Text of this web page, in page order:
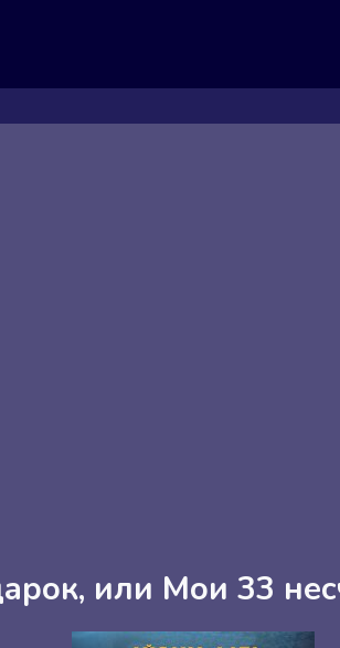
или Мои 33